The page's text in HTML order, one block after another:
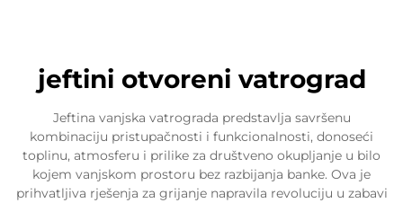
jeftini otvoreni vatrograd
Jeftina vanjska vatrograda predstavlja savršenu
kombinaciju pristupačnosti i funkcionalnosti, donoseći
toplinu, atmosferu i prilike za društveno okupljanje u bilo
kojem vanjskom prostoru bez razbijanja banke. Ova je
prihvatljiva rješenja za grijanje napravila revoluciju u zabavi